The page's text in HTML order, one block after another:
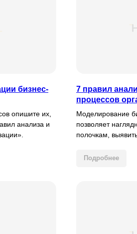
бизнес-
опишите их,
анализа и
7 правил
процессов
Моделирование
позволяет
полочкам,
Подробнее